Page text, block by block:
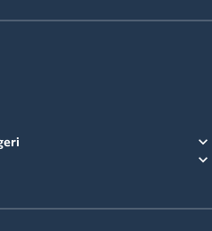
expand_more
expand_more